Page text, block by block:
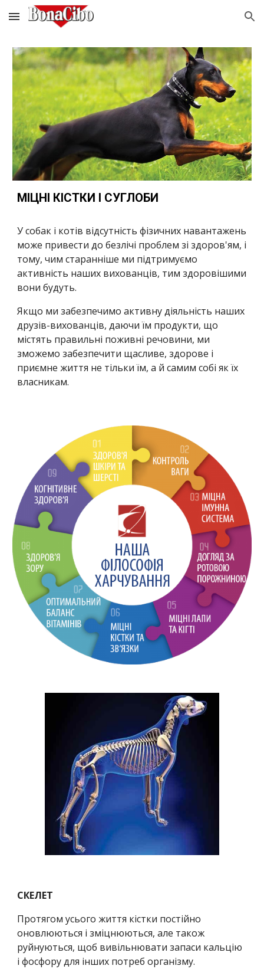
Skip to main content Skip to navigation
МІЦНІ КІСТКИ І СУГЛОБИ
У собак і котів відсутність фізичних навантажень
може привести до безлічі проблем зі здоров'ям, і
тому, чим старанніше ми підтримуємо
активність наших вихованців, тим здоровішими
вони будуть.
Якщо ми забезпечимо активну діяльність наших
друзів-вихованців, даючи їм продукти, що
містять правильні поживні речовини, ми
зможемо забезпечити щасливе, здорове і
приємне життя не тільки їм, а й самим собі як їх
власникам.
СКЕЛЕТ
Протягом усього життя кістки постійно
оновлюються і зміцнюються, але також
руйнуються, щоб вивільнювати запаси кальцію
і фосфору для інших потреб організму.